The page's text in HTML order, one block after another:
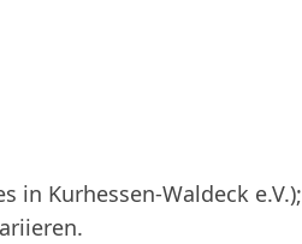
in Kurhessen-Waldeck e.V.);